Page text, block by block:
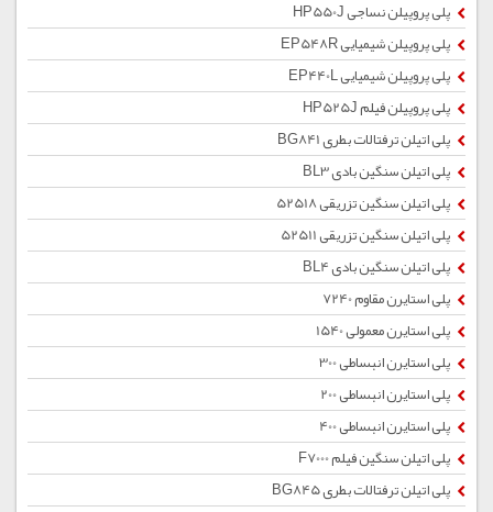
پلی پروپیلن نساجی HP550J
پلی پروپیلن شیمیایی EP548R
پلی پروپیلن شیمیایی EP440L
پلی پروپیلن فیلم HP525J
پلی اتیلن ترفتالات بطری BG841
پلی اتیلن سنگین بادی BL3
پلی اتیلن سنگین تزریقی 52518
پلی اتیلن سنگین تزریقی 52511
پلی اتیلن سنگین بادی BL4
پلی استایرن مقاوم 7240
پلی استایرن معمولی 1540
پلی استایرن انبساطی 300
پلی استایرن انبساطی 200
پلی استایرن انبساطی 400
پلی اتیلن سنگین فیلم F7000
پلی اتیلن ترفتالات بطری BG845